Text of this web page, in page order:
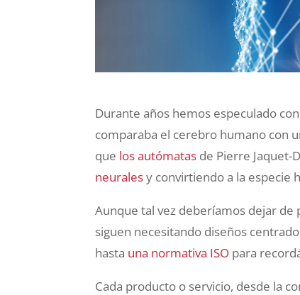
Durante años hemos especulado
comparaba el cerebro humano con
que los autómatas de Pierre Jaquet-
neuralesy convirtiendo a la especie
Aunque tal vez deberíamos dejar de
siguen necesitando diseños
hasta una normativa ISO para
Cada producto o servicio, desde la